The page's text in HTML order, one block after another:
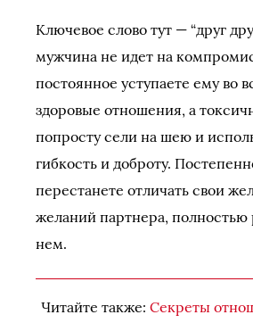
Ключевое слово тут — “друг
мужчина не идет на
постоянное уступаете ему во
здоровые отношения, а
попросту сели на шею и
гибкость и доброту.
перестанете отличать свои
желаний партнера, полностью
нем.
Читайте также: Секреты